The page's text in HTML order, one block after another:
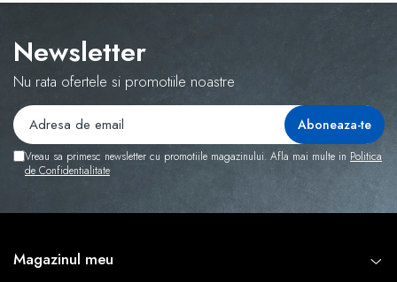
Newsletter
Nu rata ofertele si promotiile noastre
Vreau sa primesc newsletter cu promotiile magazinului. Afla mai multe in Politica
de Confidentialitate
Magazinul meu